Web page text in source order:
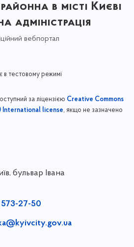
в місті Києві
адміністрація
вебпортал
в тестовому режимі
за ліцензією Creative Commons
license, якщо не зазначено
бульвар Івана
27-50